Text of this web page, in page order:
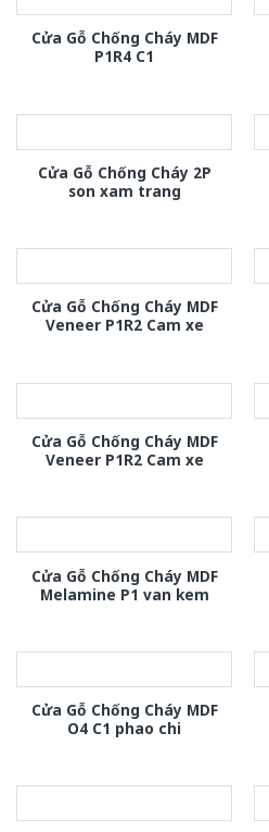
Cửa Gỗ Chống Cháy MDF
P1R4 C1
Cửa Gỗ Chống Cháy 2P
son xam trang
Cửa Gỗ Chống Cháy MDF
Veneer P1R2 Cam xe
Cửa Gỗ Chống Cháy MDF
Veneer P1R2 Cam xe
Cửa Gỗ Chống Cháy MDF
Melamine P1 van kem
Cửa Gỗ Chống Cháy MDF
O4 C1 phao chi